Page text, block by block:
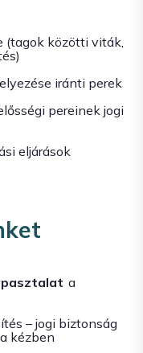
(tagok közötti viták,
iránti perek
pereinek jogi
eljárások
a
– jogi biztonság
kézben